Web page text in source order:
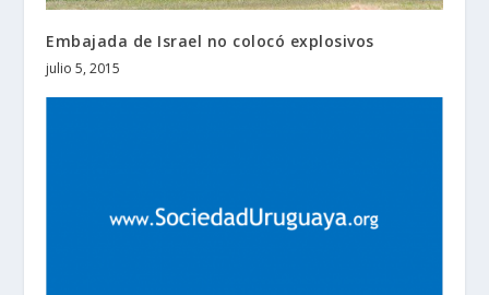
Embajada de Israel no colocó explosivos
julio 5, 2015